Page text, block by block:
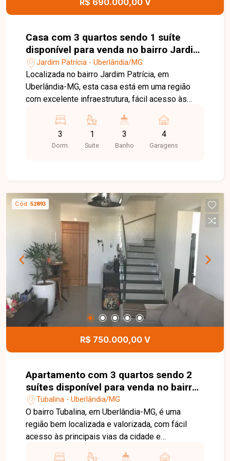
R$ 690.000,00 V
Casa com 3 quartos sendo 1 suíte
disponível para venda no bairro Jardim
Patrícia em Uberlândia-MG
Jardim Patrícia - Uberlândia/MG
Localizada no bairro Jardim Patrícia, em
Uberlândia-MG, esta casa está em uma região
com excelente infraestrutura, fácil acesso às
supermercados, escolas, farmácias, comércios e
diversos serviços, proporcionando praticidade,
conforto e qualidade de vida para toda a família.
sendo 01 suíte, todos com armários planejados,
banheiro social, cozinha planejada com armários,
despensa, área de serviço, banheiro de apoio e
04 vagas de garagem. Na área externa, oferece
um agradável espaço gourmet com churrasqueira,
ideal para momentos de lazer e confraternização.
Esta é uma excelente oportunidade para quem
busca um imóvel funcional, confortável e pronto
para morar no bairro Jardim Patrícia. Agende uma
visita e venha conhecer todos os detalhes desta
casa.
3
Dorm.
1
Suite
3
Banho
4
Garagens
Cód. 52893
R$ 750.000,00 V
Apartamento com 3 quartos sendo 2
suítes disponível para venda no bairro
Tubalina em Uberlândia-MG
Tubalina - Uberlândia/MG
O bairro Tubalina, em Uberlândia-MG, é uma
região bem localizada e valorizada, com fácil
acesso às principais vias da cidade e